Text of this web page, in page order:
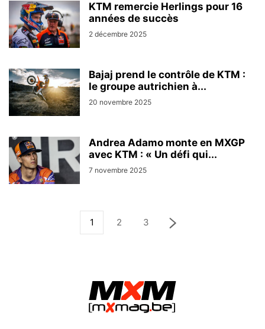
KTM remercie Herlings pour 16
années de succès
2 décembre 2025
Bajaj prend le contrôle de KTM :
le groupe autrichien à...
20 novembre 2025
Andrea Adamo monte en MXGP
avec KTM : « Un défi qui...
7 novembre 2025
1 2 3